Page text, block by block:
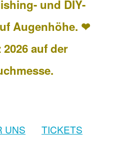
und DIY-
Augenhöhe. ❤
auf der
UNS
TICKETS